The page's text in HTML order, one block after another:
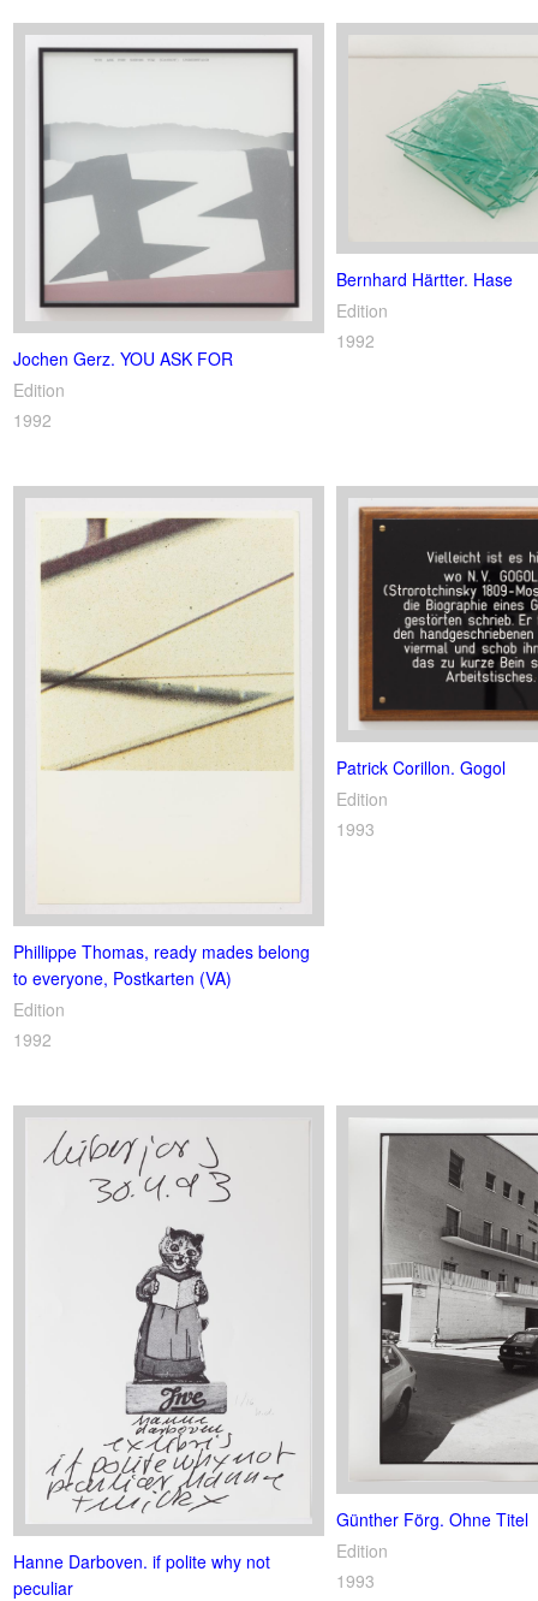
Jochen Gerz. YOU ASK FOR
Edition
1992
Bernhard Härtter. Hase
Edition
1992
Phillippe Thomas, ready mades belong
to everyone, Postkarten (VA)
Edition
1992
Patrick Corillon. Gogol
Edition
1993
Hanne Darboven. if polite why not
peculiar
Günther Förg. Ohne Titel
Edition
1993